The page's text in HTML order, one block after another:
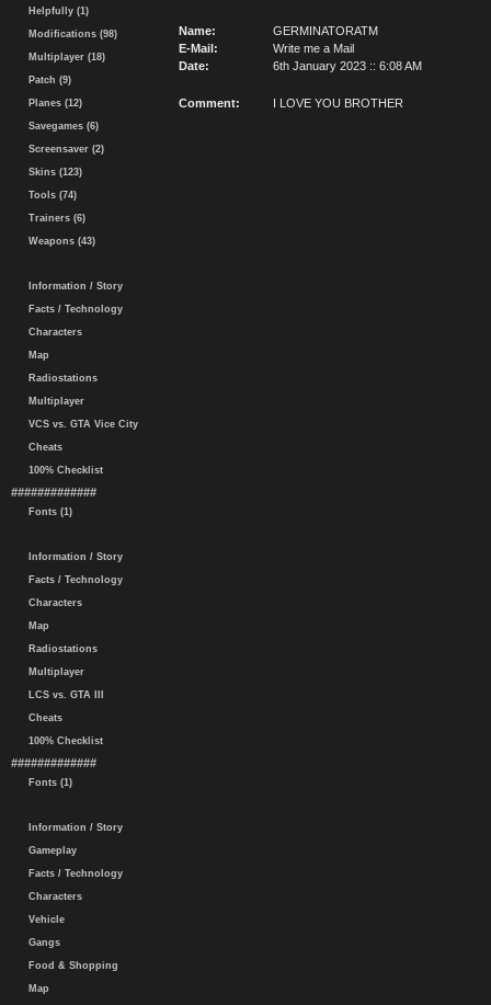
Helpfully (1)
Modifications (98)
Multiplayer (18)
Patch (9)
Planes (12)
Savegames (6)
Screensaver (2)
Skins (123)
Tools (74)
Trainers (6)
Weapons (43)
Information / Story
Facts / Technology
Characters
Map
Radiostations
Multiplayer
VCS vs. GTA Vice City
Cheats
100% Checklist
#############
Fonts (1)
Information / Story
Facts / Technology
Characters
Map
Radiostations
Multiplayer
LCS vs. GTA III
Cheats
100% Checklist
#############
Fonts (1)
Information / Story
Gameplay
Facts / Technology
Characters
Vehicle
Gangs
Food & Shopping
Map
Name:
GERMINATORATM
E-Mail:
Write me a Mail
Date:
6th January 2023 :: 6:08 AM
Comment: I LOVE YOU BROTHER